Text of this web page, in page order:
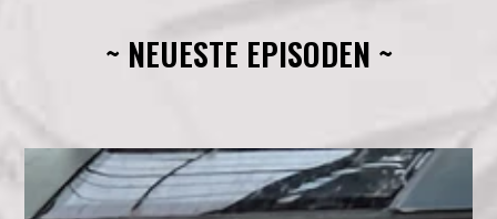
~ NEUESTE EPISODEN ~